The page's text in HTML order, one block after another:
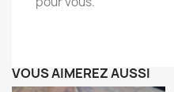
VOUS AIMEREZ AUSSI